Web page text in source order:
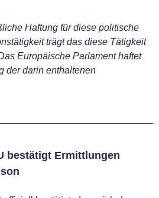
Haftung für diese politische
trägt das diese Tätigkeit
Europäische Parlament haftet
der darin enthaltenen
bestätigt Ermittlungen